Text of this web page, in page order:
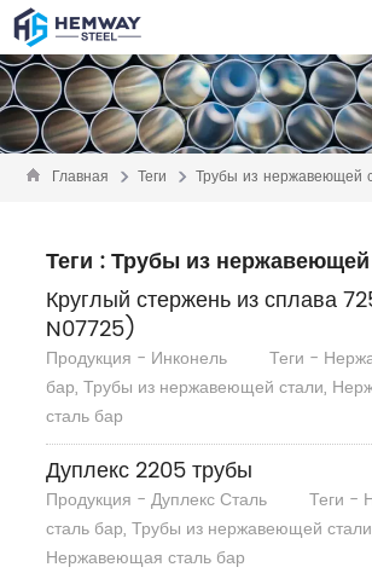
Главная Теги Трубы из нержавеющей
Теги : Трубы из
Круглый стержень из сплава
N07725)
Продукция - Инконель
Теги -
бар, Трубы из нержавеющей стали,
сталь бар
Дуплекс 2205 трубы
Продукция - Дуплекс Сталь
Теги -
сталь бар, Трубы из нержавеющей
Нержавеющая сталь бар